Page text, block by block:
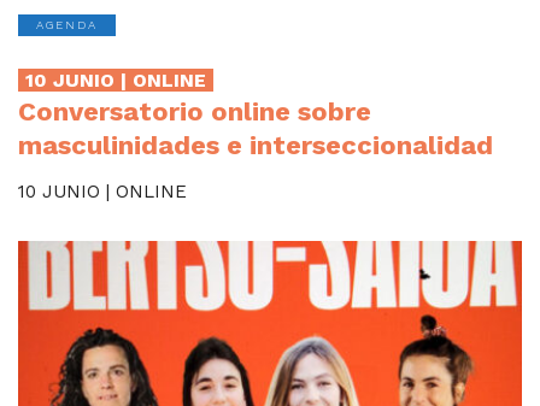
AGENDA
10 JUNIO | ONLINE
Conversatorio online sobre
masculinidades e interseccionalidad
10 JUNIO | ONLINE